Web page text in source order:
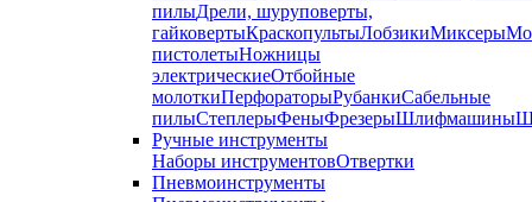
пилыДрели, шуруповерты,
гайковертыКраскопультыЛобзикиМиксеры
пистолетыНожницы
электрическиеОтбойные
молоткиПерфораторыРубанкиСабельные
пилыСтеплерыФеныФрезерыШлифмашины
Ручные инструменты
Наборы инструментовОтвертки
Пневмоинструменты